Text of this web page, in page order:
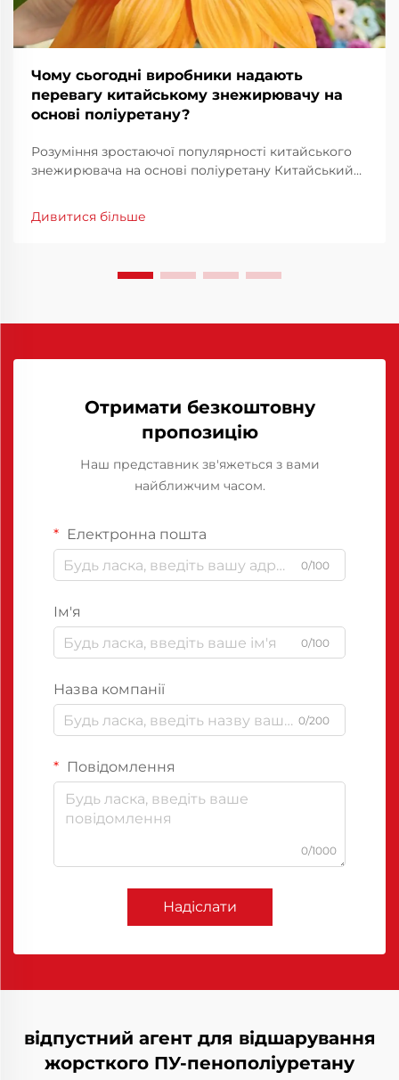
Чому сьогодні виробники надають
перевагу китайському знежирювачу на
основі поліуретану?
Розуміння зростаючої популярності китайського
знежирювача на основі поліуретану Китайський
більше популярним серед виробників по всьому
світу завдяки унікальному поєднанню високої
Дивитися більше
Отримати безкоштовну
пропозицію
Наш представник зв'яжеться з вами
найближчим часом.
Електронна пошта
0/100
Ім'я
0/100
Назва компанії
0/200
Повідомлення
0/1000
Надіслати
відпустний агент для відшарування
жорсткого ПУ-пенополіуретану